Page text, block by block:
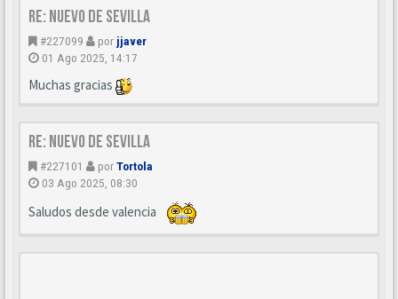
Re: Nuevo de Sevilla
#227099 por jjaver
01 Ago 2025, 14:17
Muchas gracias
Re: Nuevo de Sevilla
#227101 porTortola
03 Ago 2025, 08:30
Saludos desde valencia